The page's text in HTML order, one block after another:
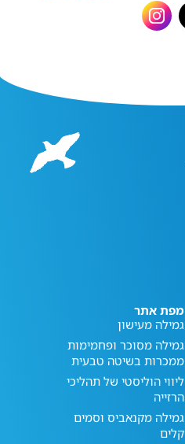
מפת אתר
גמילה מעישון
גמילה מסוכר ופחמימות
ממכרות בשיטה טבעית
ליווי הוליסטי של תהליכי
הרזייה
גמילה מקנאביס וסמים
קלים